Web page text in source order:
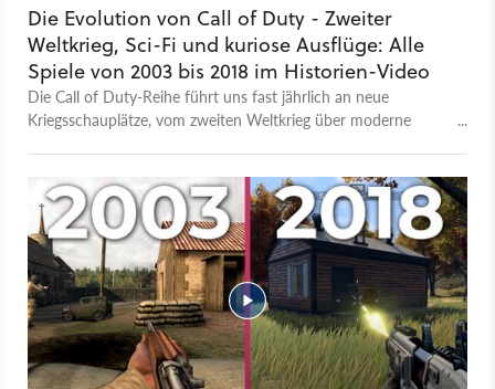
Die Evolution von Call of Duty - Zweiter
Weltkrieg, Sci-Fi und kuriose Ausflüge: Alle
Spiele von 2003 bis 2018 im Historien-Video
Die Call of Duty-Reihe führt uns fast jährlich an neue
Kriegsschauplätze, vom zweiten Weltkrieg über moderne